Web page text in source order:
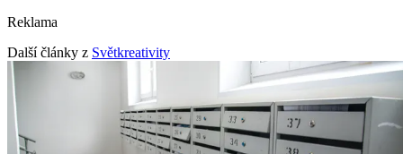
Reklama
Další články z Světkreativity